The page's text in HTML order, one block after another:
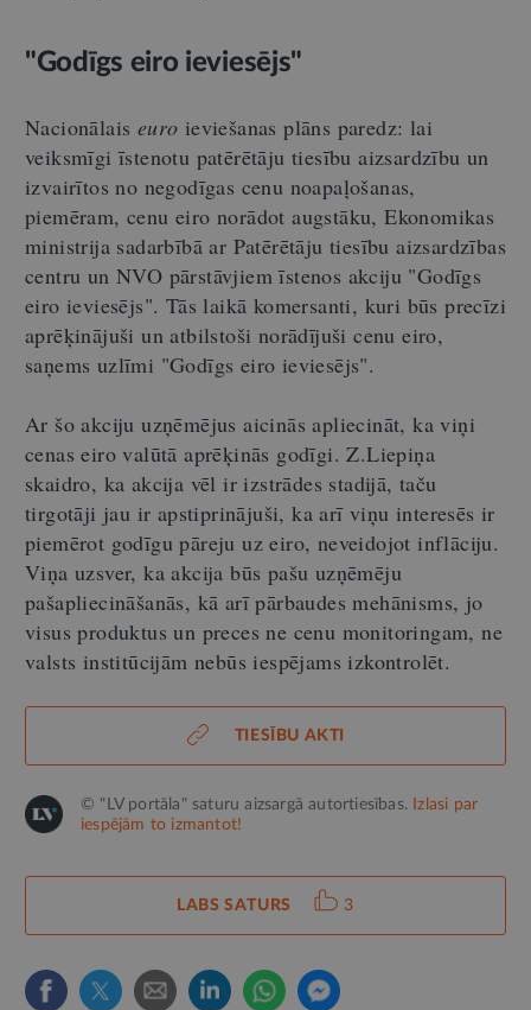
"Godīgs eiro ieviesējs"
Nacionālais euro ieviešanas plāns paredz: lai
veiksmīgi īstenotu patērētāju tiesību aizsardzību un
izvairītos no negodīgas cenu noapaļošanas,
piemēram, cenu eiro norādot augstāku, Ekonomikas
ministrija sadarbībā ar Patērētāju tiesību aizsardzības
centru un NVO pārstāvjiem īstenos akciju "Godīgs
eiro ieviesējs". Tās laikā komersanti, kuri būs precīzi
aprēķinājuši un atbilstoši norādījuši cenu eiro,
saņems uzlīmi "Godīgs eiro ieviesējs".
Ar šo akciju uzņēmējus aicinās apliecināt, ka viņi
cenas eiro valūtā aprēķinās godīgi. Z.Liepiņa
skaidro, ka akcija vēl ir izstrādes stadijā, taču
tirgotāji jau ir apstiprinājuši, ka arī viņu interesēs ir
piemērot godīgu pāreju uz eiro, neveidojot inflāciju.
Viņa uzsver, ka akcija būs pašu uzņēmēju
pašapliecināšanās, kā arī pārbaudes mehānisms, jo
visus produktus un preces ne cenu monitoringam, ne
valsts institūcijām nebūs iespējams izkontrolēt.
TIESĪBU AKTI
© "LV portāla" saturu aizsargā autortiesības. Izlasi par
iespējām to izmantot!
LABS SATURS 3